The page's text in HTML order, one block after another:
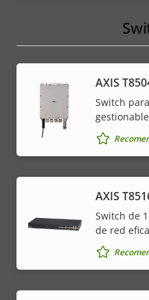
AXIS
Switch
gestionable
AXIS
Switch de
de red